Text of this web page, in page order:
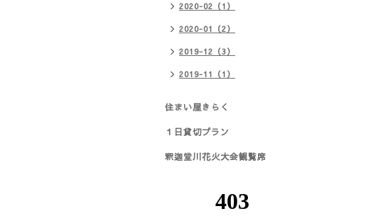
2020-02（1）
2020-01（2）
2019-12（3）
2019-11（1）
住まい屋きらく
１日貸切プラン
釈迦堂川花火大会観覧席